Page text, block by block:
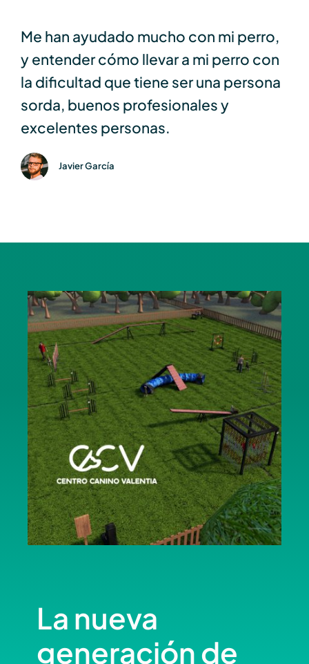
Me han ayudado mucho con mi perro,
y entender cómo llevar a mi perro con
la dificultad que tiene ser una persona
sorda, buenos profesionales y
excelentes personas.
Javier García
La nueva
generación de